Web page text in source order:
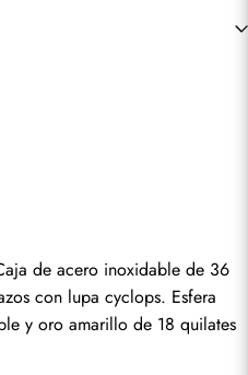
de acero inoxidable de 36
con lupa cyclops. Esfera
y oro amarillo de 18 quilates